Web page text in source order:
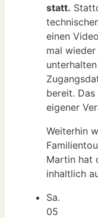
statt.
einen
mal
bereit.
eigener
Weiterhin
Martin hat
inhaltlich
Sa.
05